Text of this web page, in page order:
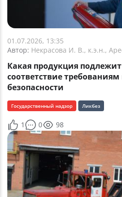
01.07.2026, 13:35
Автор: Некрасова И. В., к.э.н.,
Какая продукция
соответствие
безопасности
Государственный надзор Ликбез
1 0 98